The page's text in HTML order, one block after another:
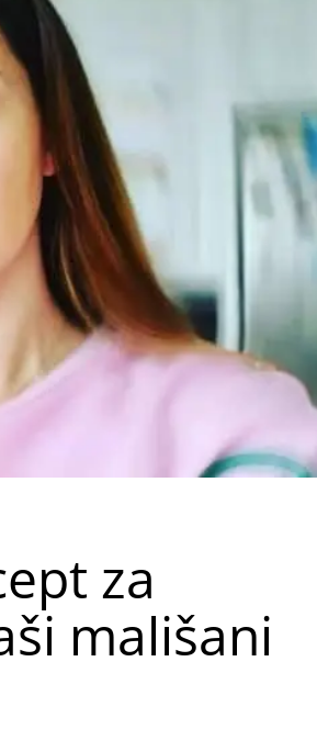
za
mališani